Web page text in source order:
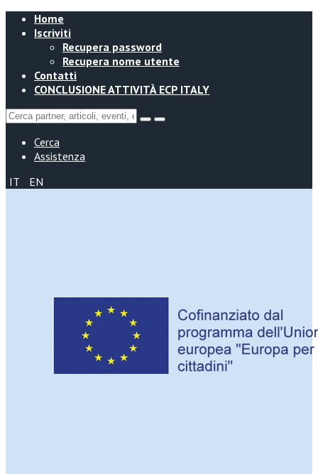
Home
Iscriviti
Recupera password
Recupera nome utente
Contatti
CONCLUSIONE ATTIVITÀ ECP ITALY
Cerca
Assistenza
IT
EN